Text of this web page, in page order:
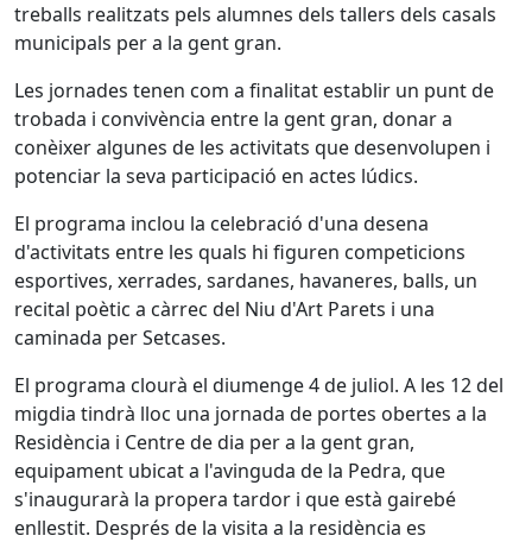
treballs realitzats pels alumnes dels tallers dels casals
municipals per a la gent gran.
Les jornades tenen com a finalitat establir un punt de
trobada i convivència entre la gent gran, donar a
conèixer algunes de les activitats que desenvolupen i
potenciar la seva participació en actes lúdics.
El programa inclou la celebració d'una desena
d'activitats entre les quals hi figuren competicions
esportives, xerrades, sardanes, havaneres, balls, un
recital poètic a càrrec del Niu d'Art Parets i una
caminada per Setcases.
El programa clourà el diumenge 4 de juliol. A les 12 del
migdia tindrà lloc una jornada de portes obertes a la
Residència i Centre de dia per a la gent gran,
equipament ubicat a l'avinguda de la Pedra, que
s'inaugurarà la propera tardor i que està gairebé
enllestit. Després de la visita a la residència es